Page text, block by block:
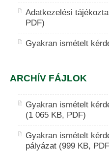
Adatkezelési
PDF)
Gyakran ismételt
ARCHÍV FÁJLOK
Gyakran ismételt
(1 065 KB, PDF)
Gyakran ismételt
pályázat (999 KB,